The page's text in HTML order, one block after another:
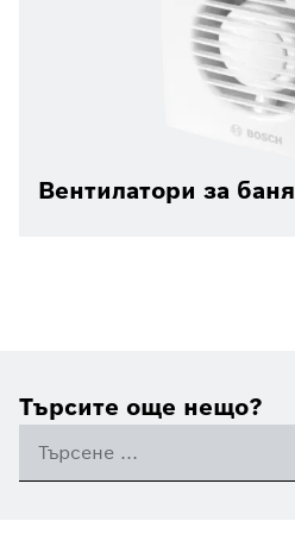
Вентилатори за баня
Търсите още нещо?